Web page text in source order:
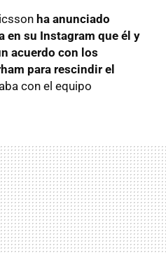
ha anunciado
en su Instagram que él y
acuerdo con los
para rescindir el
con el equipo